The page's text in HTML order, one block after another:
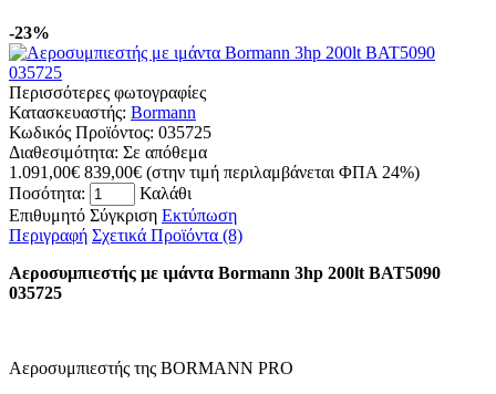
-23%
Περισσότερες φωτογραφίες
Κατασκευαστής: Bormann
Κωδικός Προϊόντος: 035725
Διαθεσιμότητα: Σε απόθεμα
1.091,00€ 839,00€ (στην τιμή περιλαμβάνεται ΦΠΑ 24%)
Ποσότητα:
Καλάθι
Επιθυμητό Σύγκριση Εκτύπωση
Περιγραφή Σχετικά Προϊόντα (8)
Αεροσυμπιεστής με ιμάντα Bormann 3hp 200lt BAT5090
035725
Αεροσυμπιεστής της BORMANN PRO